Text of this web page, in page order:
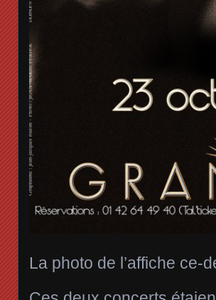
La photo de l’affiche ce-